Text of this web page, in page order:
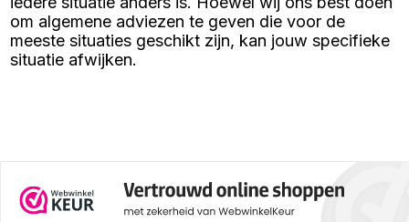
schroeven draagkist met 2100
schroeven. Zo kun jij de beste
keuze maken voor jouw
klusproject.
om algemene adviezen te geven die voor de
meeste situaties geschikt zijn, kan jouw specifieke
situatie afwijken.